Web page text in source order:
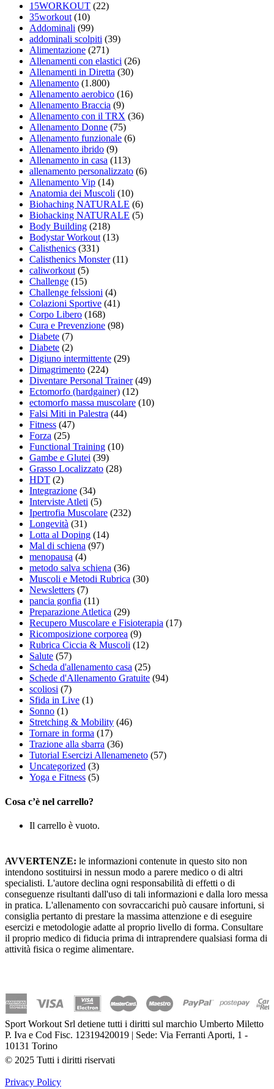
15WORKOUT (22)
35workout(10)
Addominali (99)
addominali scolpiti (39)
Alimentazione (271)
Allenamenti con elastici (26)
Allenamenti in Diretta (30)
Allenamento (1.800)
Allenamento aerobico (16)
Allenamento Braccia (9)
Allenamento con il TRX (36)
Allenamento Donne (75)
Allenamento funzionale (6)
Allenamento ibrido (9)
Allenamento in casa (113)
allenamento personalizzato (6)
Allenamento Vip (14)
Anatomia dei Muscoli (10)
Biohaching NATURALE (6)
Biohacking NATURALE (5)
Body Building (218)
Bodystar Workout(13)
Calisthenics (331)
Calisthenics Monster(11)
caliworkout(5)
Challenge (15)
Challenge felssioni (4)
Colazioni Sportive (41)
Corpo Libero (168)
Cura e Prevenzione (98)
Diabete (7)
Diabete (2)
Digiuno intermittente (29)
Dimagrimento (224)
Diventare Personal Trainer(49)
Ectomorfo (hardgainer) (12)
ectomorfo massa muscolare (10)
Falsi Miti in Palestra (44)
Fitness (47)
Forza (25)
Functional Training (10)
Gambe e Glutei (39)
Grasso Localizzato (28)
HDT (2)
Integrazione (34)
Interviste Atleti (5)
Ipertrofia Muscolare (232)
Longevità (31)
Lotta al Doping (14)
Mal di schiena (97)
menopausa (4)
metodo salva schiena (36)
Muscoli e Metodi Rubrica (30)
Newsletters (7)
pancia gonfia (11)
Preparazione Atletica (29)
Recupero Muscolare e Fisioterapia (17)
Ricomposizione corporea (9)
Rubrica Ciccia & Muscoli (12)
Salute (57)
Scheda d'allenamento casa (25)
Schede d'Allenamento Gratuite (94)
scoliosi (7)
Sfida in Live (1)
Sonno (1)
Stretching & Mobility (46)
Tornare in forma (17)
Trazione alla sbarra (36)
Tutorial Esercizi Allenameneto (57)
Uncategorized (3)
Yoga e Fitness (5)
Cosa c’è nel carrello?
Il carrello è vuoto.
AVVERTENZE: le informazioni contenute in questo sito non
intendono sostituirsi in nessun modo a parere medico o di altri
specialisti. L'autore declina ogni responsabilità di effetti o di
conseguenze risultanti dall'uso di tali informazioni e dalla loro messa
in pratica. L'allenamento con sovraccarichi può causare infortuni, si
consiglia pertanto di prestare la massima attenzione e di eseguire
esercizi e metodologie adatte al proprio livello di forma. Consultare
il proprio medico di fiducia prima di intraprendere qualsiasi forma di
attività fisica o regime alimentare.
Sport Workout Srl detiene tutti i diritti sul marchio Umberto Miletto
P. Iva e Cod Fisc. 12319420019 | Sede: Via Ferranti Aporti, 1 -
10131 Torino
© 2025 Tutti i diritti riservati
Privacy Policy